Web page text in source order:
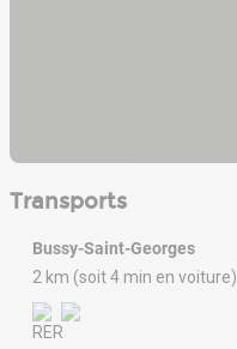
- Terrasse
EXPOSITION :
- Proche sortie autoroute
- Immeuble récent
Transports
Bussy-Saint-Georges
2 km (soit 4 min en voiture)